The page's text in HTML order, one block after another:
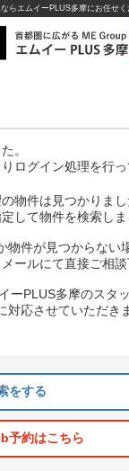
らエムイーPLUS多摩にお任せく
。
ログイン処理を行
物件は見つかりまし
して物件を検索しま
物件が見つからない
ールにて直接ご相談
ーPLUS多摩のスタ
対応させていただき
をする
予約はこちら